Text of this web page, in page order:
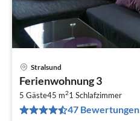
Stralsund
Ferienwohnung 3
5 Gäste45 m21 Schlafzimmer
47 Bewertungen